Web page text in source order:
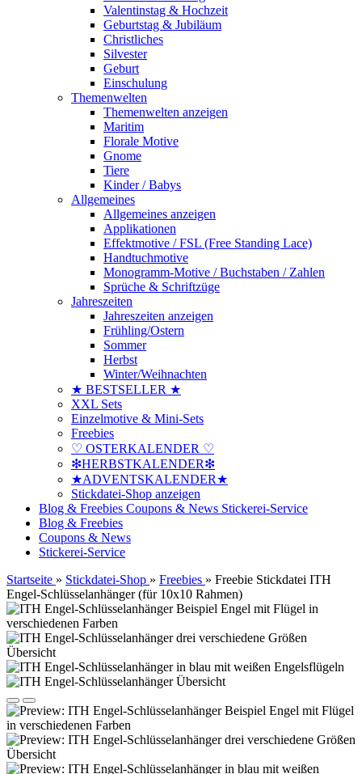
Valentinstag & Hochzeit
Geburtstag & Jubiläum
Christliches
Silvester
Geburt
Einschulung
Themenwelten
Themenwelten anzeigen
Maritim
Florale Motive
Gnome
Tiere
Kinder / Babys
Allgemeines
Allgemeines anzeigen
Applikationen
Effektmotive / FSL (Free Standing Lace)
Handtuchmotive
Monogramm-Motive / Buchstaben / Zahlen
Sprüche & Schriftzüge
Jahreszeiten
Jahreszeiten anzeigen
Frühling/Ostern
Sommer
Herbst
Winter/Weihnachten
★ BESTSELLER ★
XXL Sets
Einzelmotive & Mini-Sets
Freebies
♡ OSTERKALENDER ♡
❇HERBSTKALENDER❇
★ADVENTSKALENDER★
Stickdatei-Shop anzeigen
Blog & Freebies Coupons & News Stickerei-Service
Blog & Freebies
Coupons & News
Stickerei-Service
Startseite » Stickdatei-Shop » Freebies » Freebie Stickdatei ITH
Engel-Schlüsselanhänger (für 10x10 Rahmen)